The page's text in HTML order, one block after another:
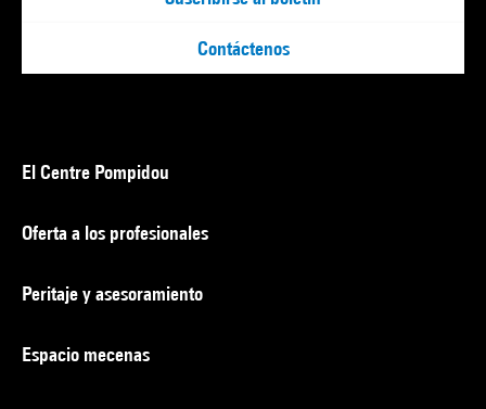
Contáctenos
El Centre Pompidou
Oferta a los profesionales
Peritaje y asesoramiento
Espacio mecenas